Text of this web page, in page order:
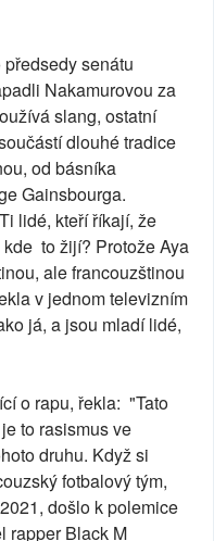
senátu
Nakamurovou za
slang, ostatní
dlouhé tradice
od básníka
Gainsbourga.
lidé, kteří říkají, že
to žijí? Protože Aya
ale francouzštinou
v jednom televizním
já, a jsou mladí lidé,
o rapu, řekla: "Tato
to rasismus ve
druhu. Když si
fotbalový tým,
došlo k polemice
rapper Black M